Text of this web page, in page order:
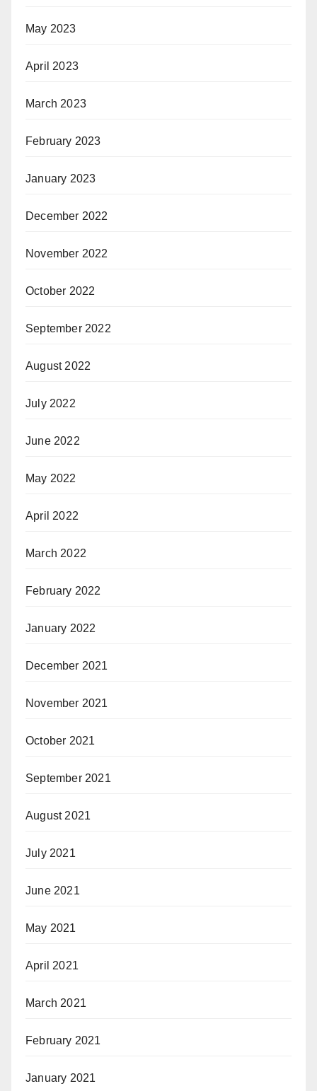
May 2023
April 2023
March 2023
February 2023
January 2023
December 2022
November 2022
October 2022
September 2022
August 2022
July 2022
June 2022
May 2022
April 2022
March 2022
February 2022
January 2022
December 2021
November 2021
October 2021
September 2021
August 2021
July 2021
June 2021
May 2021
April 2021
March 2021
February 2021
January 2021